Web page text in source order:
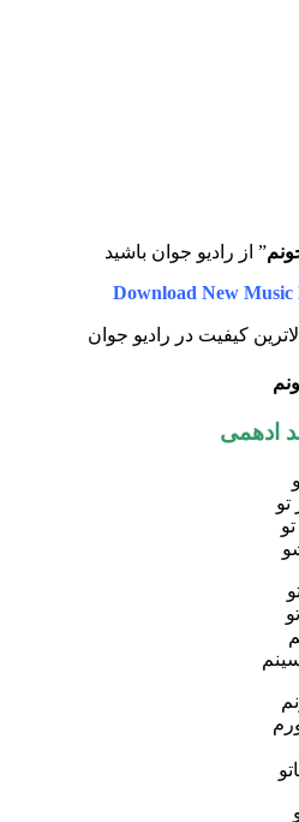
” از رادیو جوان باشید
Download New
کیفیت در رادیو جوان
ادهمی